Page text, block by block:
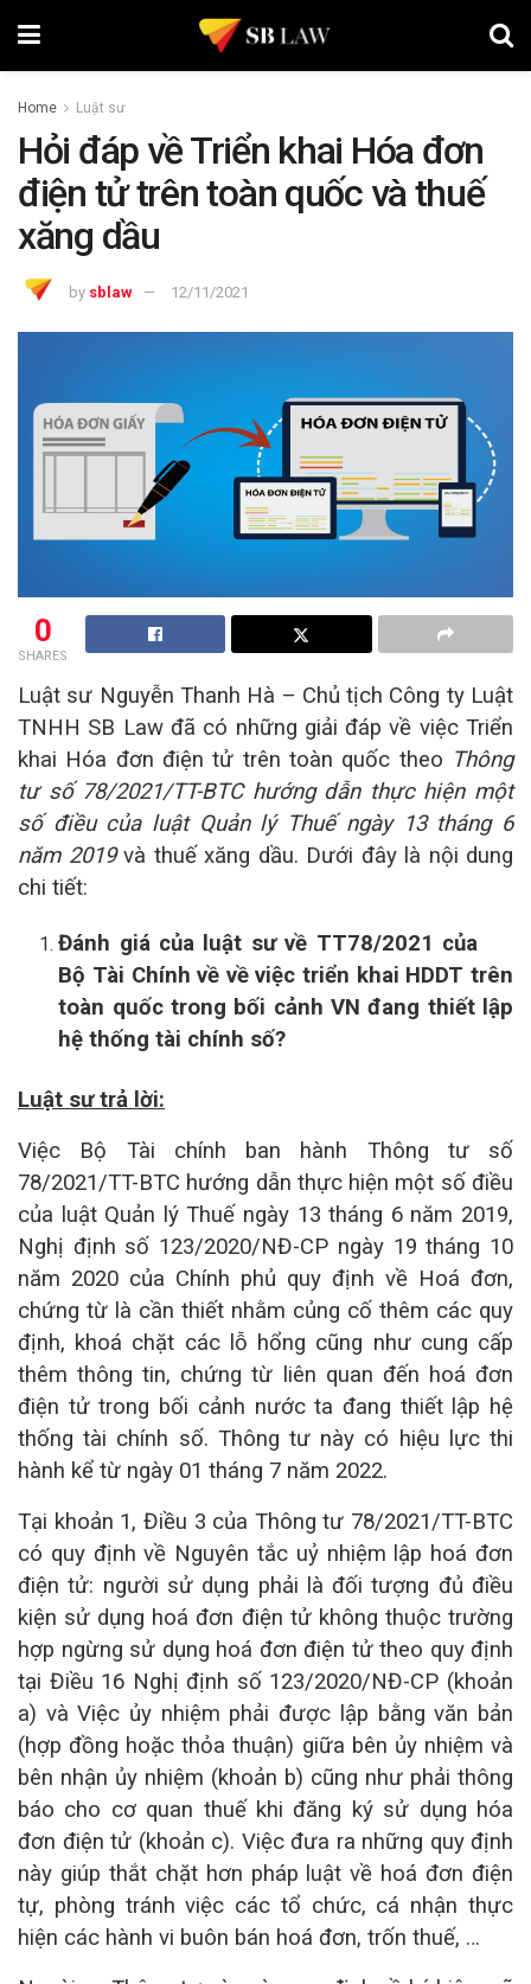
Home Luật sư
Hỏi đáp về Triển khai Hóa đơn
điện tử trên toàn quốc và thuế
xăng dầu
by sblaw 12/11/2021
0
SHARES
Luật sư Nguyễn Thanh Hà – Chủ tịch Công ty Luật
TNHH SB Law đã có những giải đáp về việc Triển
khai Hóa đơn điện tử trên toàn quốc theo Thông
tư số 78/2021/TT-BTC hướng dẫn thực hiện một
số điều của luật Quản lý Thuế ngày 13 tháng 6
năm 2019và thuế xăng dầu. Dưới đây là nội dung
chi tiết:
Đánh giá của luật sưvề TT78/2021 của
Bộ Tài Chính về về việc triển khai HDDT trên
toàn quốc trong bối cảnh VN đang thiết lập
hệ thống tài chính số?
Luật sư trả lời:
Việc Bộ Tài chính ban hành Thông tư số
78/2021/TT-BTC hướng dẫn thực hiện một số điều
của luật Quản lý Thuế ngày 13 tháng 6 năm 2019,
Nghị định số 123/2020/NĐ-CP ngày 19 tháng 10
năm 2020 của Chính phủ quy định về Hoá đơn,
chứng từ là cần thiết nhằm củng cố thêm các quy
định, khoá chặt các lỗ hổng cũng như cung cấp
thêm thông tin, chứng từ liên quan đến hoá đơn
điện tử trong bối cảnh nước ta đang thiết lập hệ
thống tài chính số. Thông tư này có hiệu lực thi
hành kể từ ngày 01 tháng 7 năm 2022.
Tại khoản 1, Điều 3 của Thông tư 78/2021/TT-BTC
có quy định về Nguyên tắc uỷ nhiệm lập hoá đơn
điện tử: người sử dụng phải là đối tượng đủ điều
kiện sử dụng hoá đơn điện tử không thuộc trường
hợp ngừng sử dụng hoá đơn điện tử theo quy định
tại Điều 16 Nghị định số 123/2020/NĐ-CP (khoản
a) và Việc ủy nhiệm phải được lập bằng văn bản
(hợp đồng hoặc thỏa thuận) giữa bên ủy nhiệm và
bên nhận ủy nhiệm (khoản b) cũng như phải thông
báo cho cơ quan thuế khi đăng ký sử dụng hóa
đơn điện tử (khoản c). Việc đưa ra những quy định
này giúp thắt chặt hơn pháp luật về hoá đơn điện
tự, phòng tránh việc các tổ chức, cá nhận thực
hiện các hành vi buôn bán hoá đơn, trốn thuế, …